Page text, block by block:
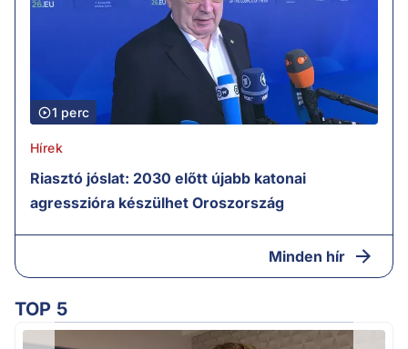
1 perc
Hírek
Riasztó jóslat: 2030 előtt újabb katonai
agresszióra készülhet Oroszország
Minden hír
TOP 5